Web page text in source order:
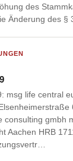
des
Änderung des §
msg life central
consulting gmbh
Aachen HRB